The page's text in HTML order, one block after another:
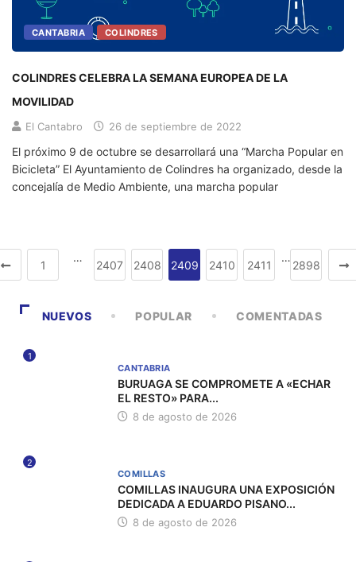
CANTABRIA COLINDRES
COLINDRES CELEBRA LA SEMANA EUROPEA DE LA
MOVILIDAD
El Cantabro 26 de septiembre de 2022
El próximo 9 de octubre se desarrollará una “Marcha Popular en
Bicicleta” El Ayuntamiento de Colindres ha organizado, desde la
concejalía de Medio Ambiente, una marcha popular
1
…
2407 2408 2409 2410 2411
…
2898
NUEVOS POPULAR COMENTADAS
1
CANTABRIA
BURUAGA SE COMPROMETE A «ECHAR
EL RESTO» PARA...
8 de agosto de 2026
2
COMILLAS
COMILLAS INAUGURA UNA EXPOSICIÓN
DEDICADA A EDUARDO PISANO...
8 de agosto de 2026